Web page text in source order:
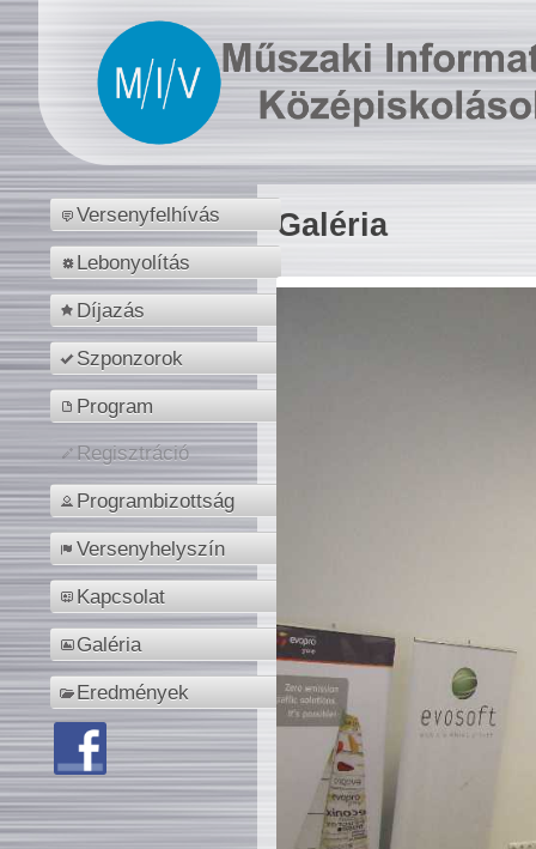
Versenyfelhívás
Lebonyolítás
Díjazás
Szponzorok
Program
Regisztráció
Programbizottság
Versenyhelyszín
Kapcsolat
Galéria
Eredmények
Galéria